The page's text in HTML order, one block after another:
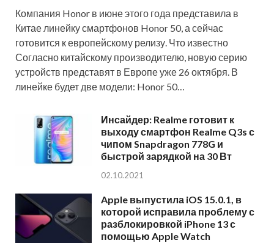
Компания Honor в июне этого года представила в
Китае линейку смартфонов Honor 50, а сейчас
готовится к европейскому релизу. Что известно
Согласно китайскому производителю, новую серию
устройств представят в Европе уже 26 октября. В
линейке будет две модели: Honor 50…
Инсайдер: Realme готовит к
выходу смартфон Realme Q3s с
чипом Snapdragon 778G и
быстрой зарядкой на 30 Вт
02.10.2021
Apple выпустила iOS 15.0.1, в
которой исправила проблему с
разблокировкой iPhone 13 с
помощью Apple Watch